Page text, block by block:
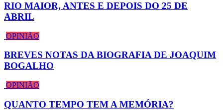
RIO MAIOR, ANTES E DEPOIS DO 25 DE
ABRIL
OPINIÃO
BREVES NOTAS DA BIOGRAFIA DE JOAQUIM
BOGALHO
OPINIÃO
QUANTO TEMPO TEM A MEMÓRIA?